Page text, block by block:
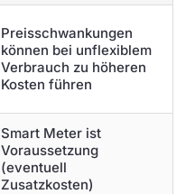
Preisschwankungen
können bei unflexiblem
Verbrauch zu höheren
Kosten führen
Smart Meter ist
Voraussetzung
(eventuell
Zusatzkosten)